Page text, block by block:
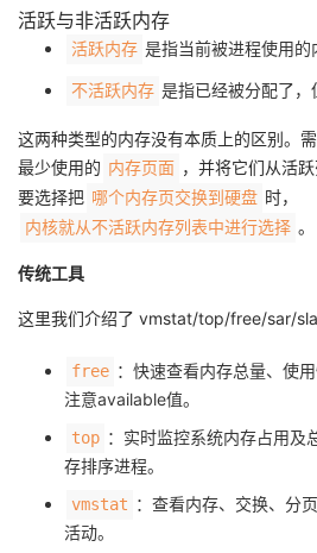
活跃与非活跃内存
活跃内存 是指当前被进程使用的
不活跃内存 是指已经被分配了，
这两种类型的内存没有本质上的区别。
最少使用的 内存页面 ，并将它们从活
要选择把 哪个内存页交换到硬盘 时，
内核就从不活跃内存列表中进行选择 。
传统工具
这里我们介绍了 vmstat/top/free/sar/
​​free​ ：快速查看内存总量、使
注意available值。
​​top​​ ：实时监控系统内存占用及
存排序进程。
​​vmstat ：查看内存、交换、分
活动。